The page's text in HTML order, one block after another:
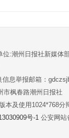
位:潮州日报社新媒体
息举报邮箱：
市枫春路潮州日报社
本及使用1024*768分
号-1 公安网站